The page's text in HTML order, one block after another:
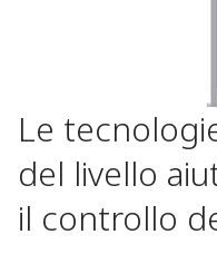
Le
del livello
il controllo